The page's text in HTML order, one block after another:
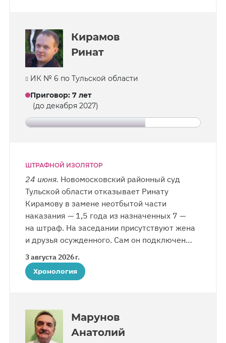
Кирамов
Ринат
ИК № 6 по Тульской области
Приговор: 7 лет
(до декабря 2027)
ШТРАФНОЙ ИЗОЛЯТОР
24 июня. Новомосковский районный суд
Тульской области отказывает Ринату
Кирамову в замене неотбытой части
наказания — 1,5 года из назначенных 7 —
на штраф. На заседании присутствуют жена
и друзья осужденного. Сам он подключен
из колонии. Единственным основанием для
отказа служит характеристика
сведения об осужденном: трудоустроен,
поощрен за добросовестный труд, прошел
профессиональное обучение, поддерживает
3 августа 2026 г.
Хронология
Марунов
Анатолий